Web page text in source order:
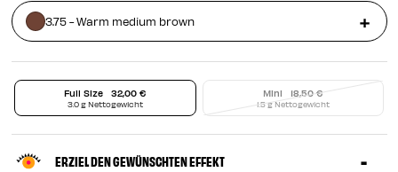
3.75 - Warm medium brown
Full Size 32,00 €
3.0 g Nettogewicht
Mini 18,50 €
1.5 g Nettogewicht
ERZIEL DEN GEWÜNSCHTEN EFFEKT